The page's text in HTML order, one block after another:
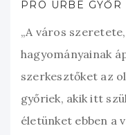
PRO URBE GYŐR
„A város
hagyományainak
szerkesztőket az
győriek, akik itt
életünket ebben a